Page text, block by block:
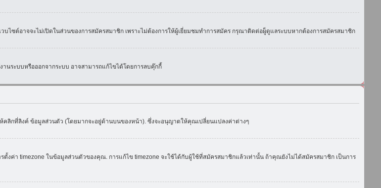
ไซต์อาจจะไม่เปิดในส่วนของการสมัครสมาชิก เพราะไม่ต้องการให้ผู้เยี่ยมชมทำการสมัคร กรุณาติดต่อผู็ดูแลระบบหากต้องการสมัครสมาชิก
นระบบหรือออกจากระบบ อาจสามารถแก้ไขได้โดยการลบคุ๊กกี้
ลิกที่ลิงค์ ข้อมูลส่วนตัว (โดยมากจะอยู่ด้านบนของหน้า). ซึ่งจะอนุญาตให้คุณเปลี่ยนแปลงค่าต่างๆ
ค่า timezone ในข้อมูลส่วนตัวของคุณ. การแก้ไข timezone จะใช้ได้กับผู้ใช้ที่สมัครสมาชิกแล้วเท่านั้น ถ้าคุณยังไม่ได้สมัครสมาชิก เป็นการ